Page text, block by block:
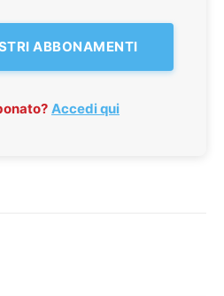
ABBONAMENTI
Accedi qui